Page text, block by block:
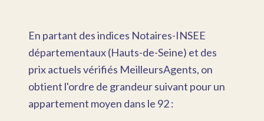
En partant des indices Notaires-INSEE
départementaux (Hauts-de-Seine) et des
prix actuels vérifiés MeilleursAgents, on
obtient l'ordre de grandeur suivant pour un
appartement moyen dans le 92 :